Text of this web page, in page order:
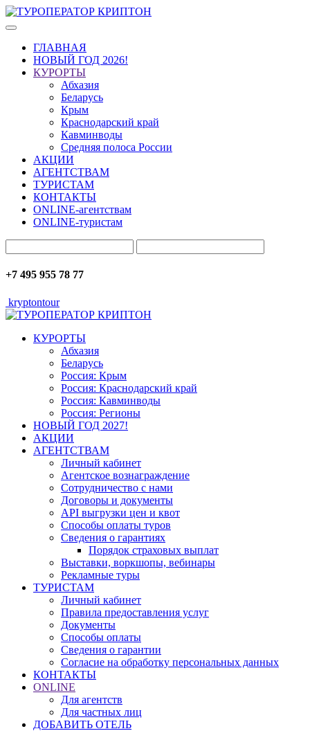
ГЛАВНАЯ
НОВЫЙ ГОД 2026!
КУРОРТЫ
Абхазия
Беларусь
Крым
Краснодарский край
Кавминводы
Средняя полоса России
АКЦИИ
АГЕНТСТВАМ
ТУРИСТАМ
КОНТАКТЫ
ONLINE-агентствам
ONLINE-туристам
+7 495 955 78 77
kryptontour
КУРОРТЫ
Абхазия
Беларусь
Россия: Крым
Россия: Краснодарский край
Россия: Кавминводы
Россия: Регионы
НОВЫЙ ГОД 2027!
АКЦИИ
АГЕНТСТВАМ
Личный кабинет
Агентское вознаграждение
Сотрудничество с нами
Договоры и документы
API выгрузки цен и квот
Способы оплаты туров
Сведения о гарантиях
Порядок страховых выплат
Выставки, воркшопы, вебинары
Рекламные туры
ТУРИСТАМ
Личный кабинет
Правила предоставления услуг
Документы
Способы оплаты
Сведения о гарантии
Согласие на обработку персональных данных
КОНТАКТЫ
ONLINE
Для агентств
Для частных лиц
ДОБАВИТЬ ОТЕЛЬ